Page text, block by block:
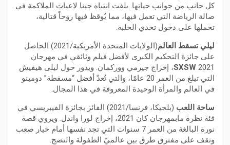
كل جانب من جوانب حياتها. يلفت انتباه جينا لاعبات الملاكمة في
صالة الرياضة التي تعمل فيها، مما يُوقظ فيها روحاً قتالية،
تحملها على دخول تحدي الحلبة.
ليلي تسقط العالم
(الولايات المتحدة الأمريكية/2021) الحاصل
على جائزة التحكيم الكبرى لأفضل فيلم وثائقي في مهرجان
SXSW2021، إخراج جيرمي ووركمان. ويدور حول ليلى هيفيش
التي تبلغ من العمر 20 عامًا، والتي تُعدّ أفضل “مسقطة” دومينو
في العالم والمرأة الوحيدة المعروفة في هذا المجال.
ساحة اللعب
(بلجيكا، فرنسا/2021) الفائز بجائزة الفيبريسي في
فئة نظرة مابمهرجان كان 2021، إخراج لورا واندل. ويروي قصة
نورة البالغة من العمر 7 سنوات التي تجد نفسها أمام خيار صعب
وتقف على مفترق طرق بين عالميّ الطفولة والنضج.